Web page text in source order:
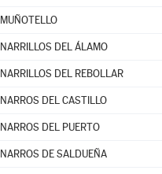
MUÑOTELLO
NARRILLOS DEL ÁLAMO
NARRILLOS DEL REBOLLAR
NARROS DEL CASTILLO
NARROS DEL PUERTO
NARROS DE SALDUEÑA